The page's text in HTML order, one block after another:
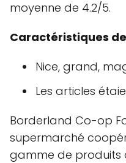
moyenne de 4.2/5.
Caractéristiques
Nice, grand,
Les articles
Borderland Co-op
supermarché
gamme de produits